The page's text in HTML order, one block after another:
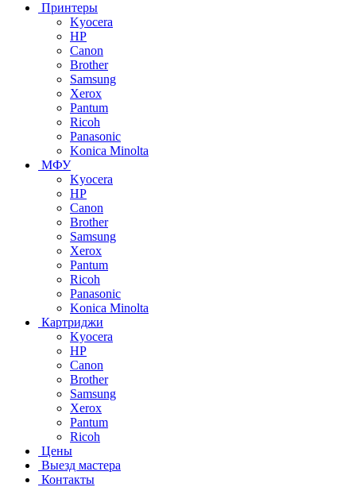
Принтеры
Kyocera
HP
Canon
Brother
Samsung
Xerox
Pantum
Ricoh
Panasonic
Konica Minolta
МФУ
Kyocera
HP
Canon
Brother
Samsung
Xerox
Pantum
Ricoh
Panasonic
Konica Minolta
Картриджи
Kyocera
HP
Canon
Brother
Samsung
Xerox
Pantum
Ricoh
Цены
Выезд мастера
Контакты